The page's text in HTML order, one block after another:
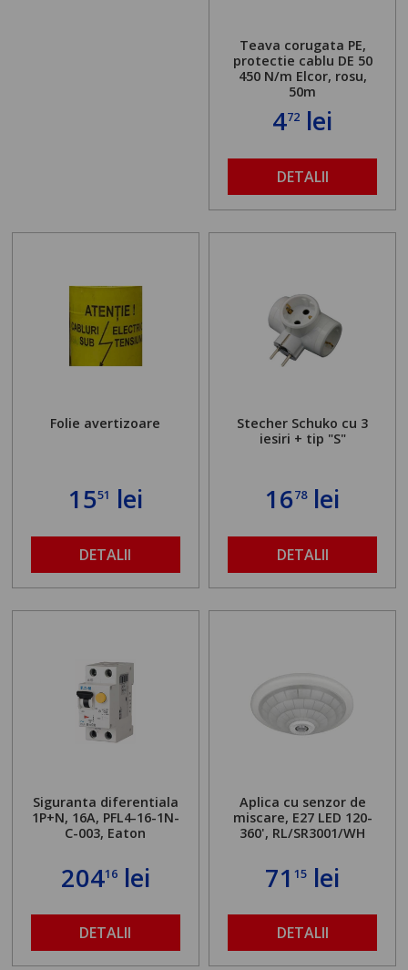
Teava corugata PE,
protectie cablu DE 50
450 N/m Elcor, rosu,
50m
472 lei
DETALII
Folie avertizoare
1551 lei
DETALII
Stecher Schuko cu 3
iesiri + tip "S"
1678lei
DETALII
Siguranta diferentiala
1P+N, 16A, PFL4-16-1N-
C-003, Eaton
20416lei
DETALII
Aplica cu senzor de
miscare, E27 LED 120-
360', RL/SR3001/WH
7115 lei
DETALII